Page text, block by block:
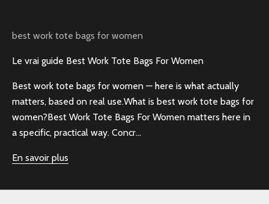
best work tote bags for women
Le vrai guide Best Work Tote Bags For Women
Best work tote bags for women — here is what actually
matters, based on real use.What is best work tote bags for
women?Best Work Tote Bags For Women matters here in
a specific, practical way. Concr...
En savoir plus